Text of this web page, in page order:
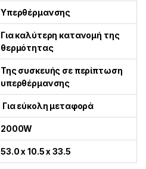
Υπερθέρμανσης
Για καλύτερη κατανομή της
θερμότητας
Της συσκευής σε περίπτωση
υπερθέρμανσης
Για εύκολη μεταφορά
2000W
53.0 x 10.5 x 33.5